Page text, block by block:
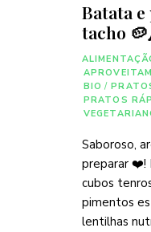
Batata
tacho
BIO /
PRATOS
Saboroso,
preparar ❤️!
cubos
pimentos
lentilhas